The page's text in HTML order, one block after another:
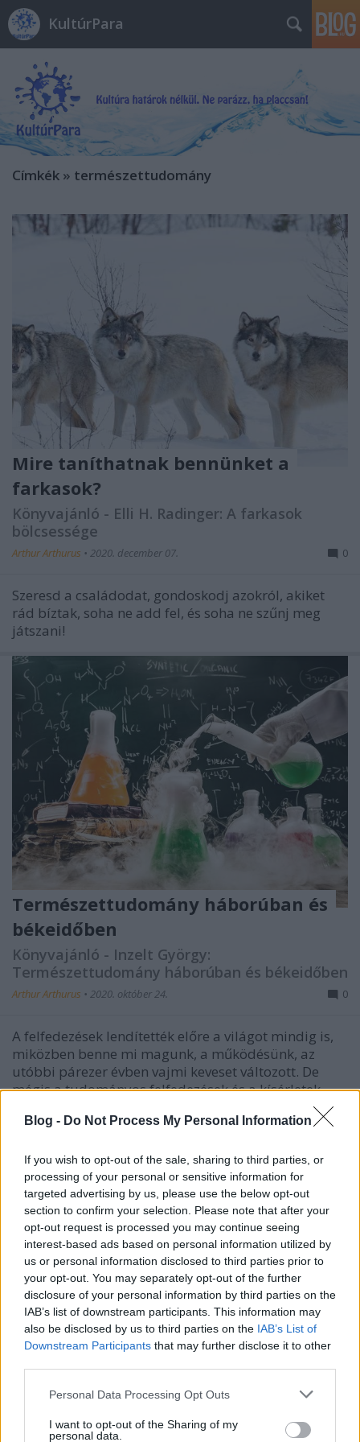
Blog - Do Not Process My Personal Information
If you wish to opt-out of the sale, sharing to third parties, or
processing of your personal or sensitive information for
targeted advertising by us, please use the below opt-out
section to confirm your selection. Please note that after your
opt-out request is processed you may continue seeing
interest-based ads based on personal information utilized by
us or personal information disclosed to third parties prior to
your opt-out. You may separately opt-out of the further
disclosure of your personal information by third parties on the
IAB’s list of downstream participants. This information may
also be disclosed by us to third parties on the IAB’s List of
Downstream Participants that may further disclose it to other
Please note that this website/app uses one or more Google
not limited to your visit or usage behaviour. You may click to
Personal Data Processing Opt Outs
I want to opt-out of the Sharing of my
personal data.
KultúrPara
Címkék » természettudomány
Mire taníthatnak bennünket a
farkasok?
Könyvajánló - Elli H. Radinger: A farkasok
bölcsessége
Arthur Arthurus • 2020. december 07. 0
Szeresd a családodat, gondoskodj azokról, akiket
rád bíztak, soha ne add fel, és soha ne szűnj meg
játszani!
Természettudomány háborúban és
békeidőben
Könyvajánló - Inzelt György:
Természettudomány háborúban és békeidőben
Arthur Arthurus • 2020. október 24. 0
A felfedezések lendítették előre a világot mindig is,
miközben benne mi magunk, a működésünk, az
utóbbi párezer évben vajmi keveset változott. De
mégis a tudományos felfedezések és a kísérletek
miatt tartunk ma ott, ahol. Hogy ez jó-e vagy rossz,
mindenki döntse el maga - de addig is Inzelt
A gondolkodás forradalma